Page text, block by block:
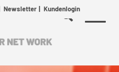
Newsletter| Kundenlogin